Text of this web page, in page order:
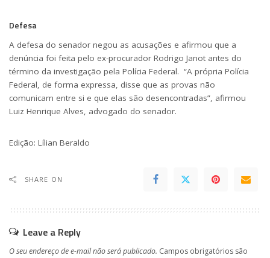
Defesa
A defesa do senador negou as acusações e afirmou que a
denúncia foi feita pelo ex-procurador Rodrigo Janot antes do
término da investigação pela Polícia Federal. “A própria Polícia
Federal, de forma expressa, disse que as provas não
comunicam entre si e que elas são desencontradas”, afirmou
Luiz Henrique Alves, advogado do senador.
Edição: Lílian Beraldo
SHARE ON
Leave a Reply
O seu endereço de e-mail não será publicado. Campos obrigatórios são